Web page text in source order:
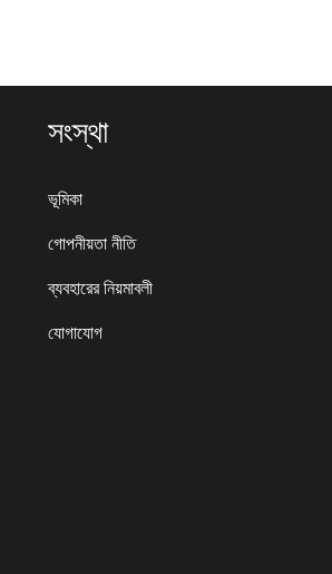
সংস্থা
ভূমিকা
গোপনীয়তা নীতি
ব্যবহারের নিয়মাবলী
যোগাযোগ